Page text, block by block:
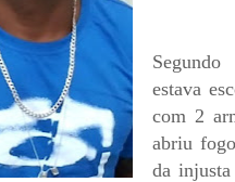
estava
com 2
abriu
da